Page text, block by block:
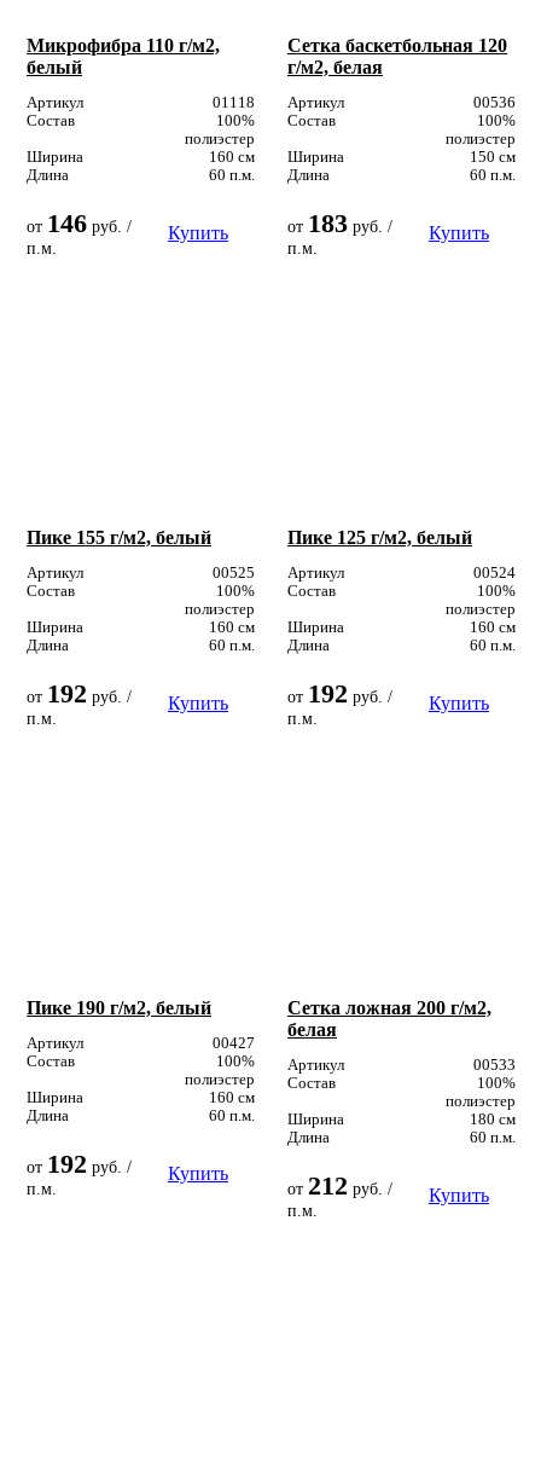
Микрофибра 110 г/м2,
белый
Артикул
01118
Состав
100%
полиэстер
Ширина
160 см
Длина
60 п.м.
от 146 руб. /
п.м.
Купить
Сетка баскетбольная 120
г/м2, белая
Артикул
00536
Состав
100%
полиэстер
Ширина
150 см
Длина
60 п.м.
от 183 руб. /
п.м.
Купить
Пике 155 г/м2, белый
Артикул
00525
Состав
100%
полиэстер
Ширина
160 см
Длина
60 п.м.
от 192 руб. /
п.м.
Купить
Пике 125 г/м2, белый
Артикул
00524
Состав
100%
полиэстер
Ширина
160 см
Длина
60 п.м.
от 192 руб. /
п.м.
Купить
Пике 190 г/м2, белый
Артикул
00427
Состав
100%
полиэстер
Ширина
160 см
Длина
60 п.м.
от 192 руб. /
п.м.
Купить
Сетка ложная 200 г/м2,
белая
Артикул
00533
Состав
100%
полиэстер
Ширина
180 см
Длина
60 п.м.
от 212 руб. /
п.м.
Купить